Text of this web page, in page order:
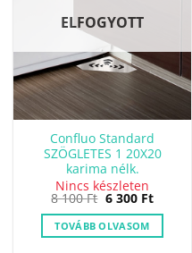
ELFOGYOTT
Confluo Standard
SZÖGLETES 1 20X20
karima nélk.
Nincs készleten
8 100Ft Original
price
was:
8
100 Ft.
6 300 FtCurrent
price
is:
6
300 Ft.
TOVÁBB OLVASOM